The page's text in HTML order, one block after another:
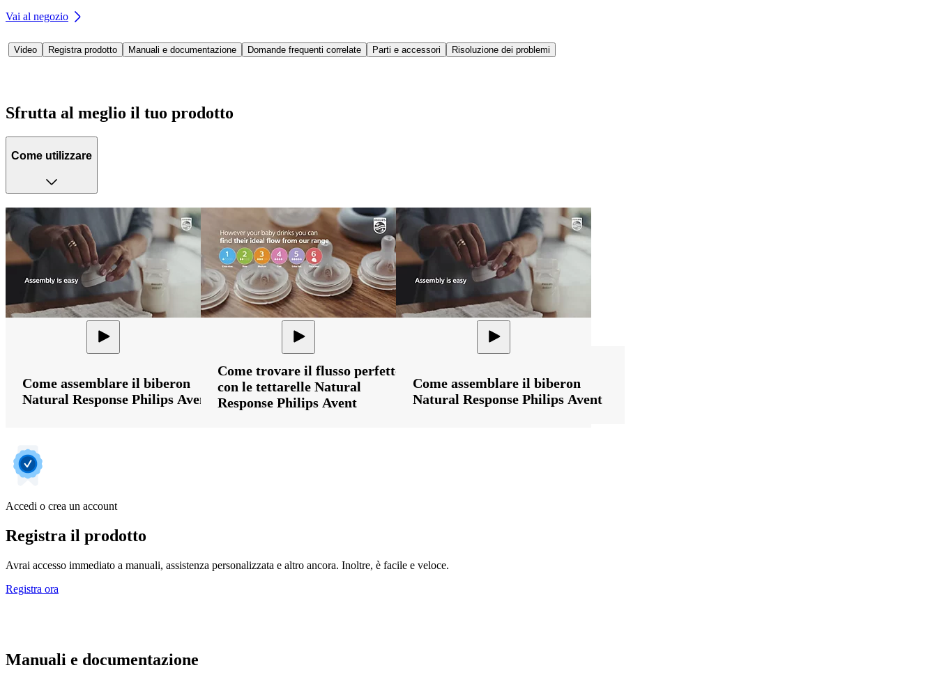
Vai al negozio
Video Registra prodotto Manuali e documentazione Domande frequenti correlate Parti e accessori Risoluzione dei problemi
Sfrutta al meglio il tuo prodotto
Come utilizzare
Come assemblare il biberon
Natural Response Philips Avent
Come trovare il flusso perfetto
con le tettarelle Natural
Response Philips Avent
Come assemblare il biberon
Natural Response Philips Avent
Accedi o crea un account
Registra il prodotto
Avrai accesso immediato a manuali, assistenza personalizzata e altro ancora. Inoltre, è facile e veloce.
Registra ora
Manuali e documentazione